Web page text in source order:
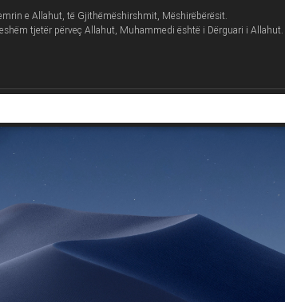
e Allahut, të Gjithëmëshirshmit, Mëshirëbërësit.
tjetër përveç Allahut, Muhammedi është i Dërguari i Allahut.